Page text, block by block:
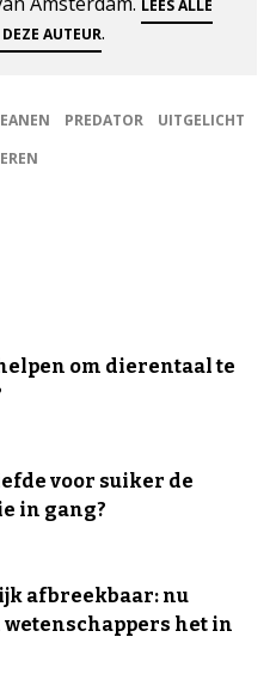
LEES ALLE
AUTEUR.
PREDATOR
UITGELICHT
om dierentaal te
voor suiker de
in gang?
afbreekbaar: nu
het in